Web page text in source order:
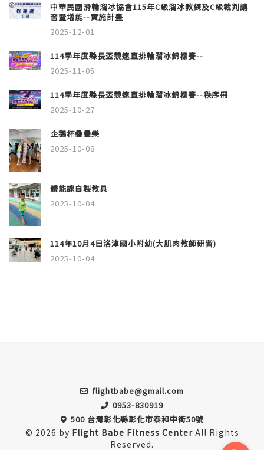
中華民國滑輪溜冰協會115年C級溜冰教練及C級裁判講
習暨增能--實施計畫
2025-12-01
114學年度縣長盃競速直排輪溜冰錦標賽--
2025-11-05
114學年度縣長盃競速直排輪溜冰錦標賽--秩序冊
2025-10-27
企鵝杯疊疊樂
2025-10-08
體能課自製教具
2025-10-04
114年10月4日洛津國小附幼(大肌肉教師研習)
2025-10-04
flightbabe@gmail.com
0953-830919
500 台灣彰化縣彰化市泰和中街50號
© 2026 by Flight Babe Fitness CenterAll Rights
Reserved.